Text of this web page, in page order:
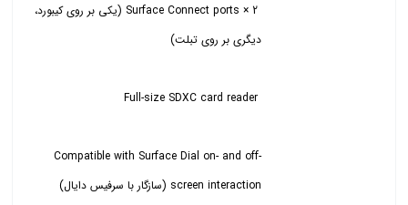
2 × Surface Connect ports (یکی بر روی کیبورد،
دیگری بر روی تبلت)
Full-size SDXC card reader
Compatible with Surface Dial on- and off-
screen interaction (سازگار با سرفیس دایال)